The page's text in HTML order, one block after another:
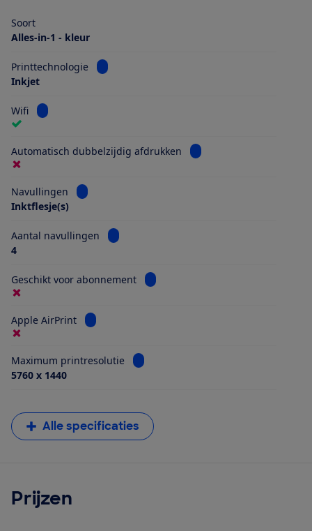
Soort
Alles-in-1 - kleur
Printtechnologie
Bekijk informatie voor Printtechnologie
Inkjet
Wifi Bekijk informatie voor Wifi
Automatisch dubbelzijdig afdrukken Bekijk informatie voor
Navullingen
Bekijk informatie voor Navullingen
Inktflesje(s)
Aantal navullingen
Bekijk informatie voor Aantal navullingen
4
Geschikt voor abonnement Bekijk informatie voor Geschikt
Apple AirPrint Bekijk informatie voor Apple AirPrint
Maximum printresolutie
Bekijk informatie voor Maximum
5760 x 1440
Alle specificaties
Prijzen